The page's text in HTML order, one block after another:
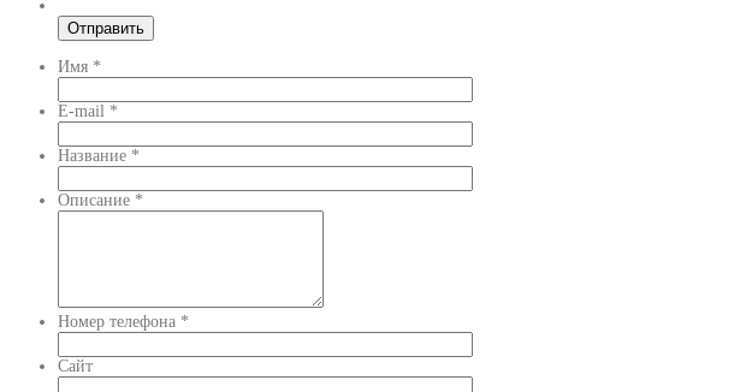
Имя *
E-mail *
Название *
Описание *
Номер телефона *
Сайт